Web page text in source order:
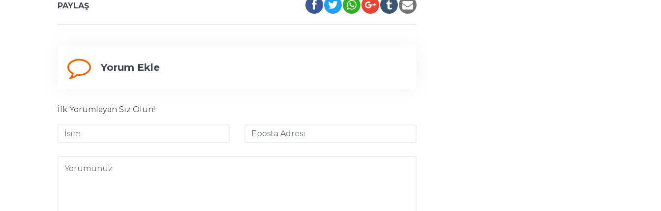
PAYLAŞ
Yorum Ekle
İlk Yorumlayan Siz Olun!